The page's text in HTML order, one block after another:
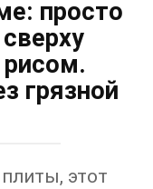
просто
грязной
этот